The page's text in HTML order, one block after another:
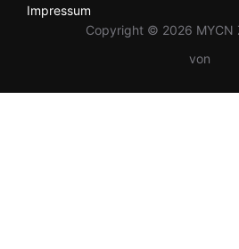
Impressum
Copyright © 2026 MYCN
von